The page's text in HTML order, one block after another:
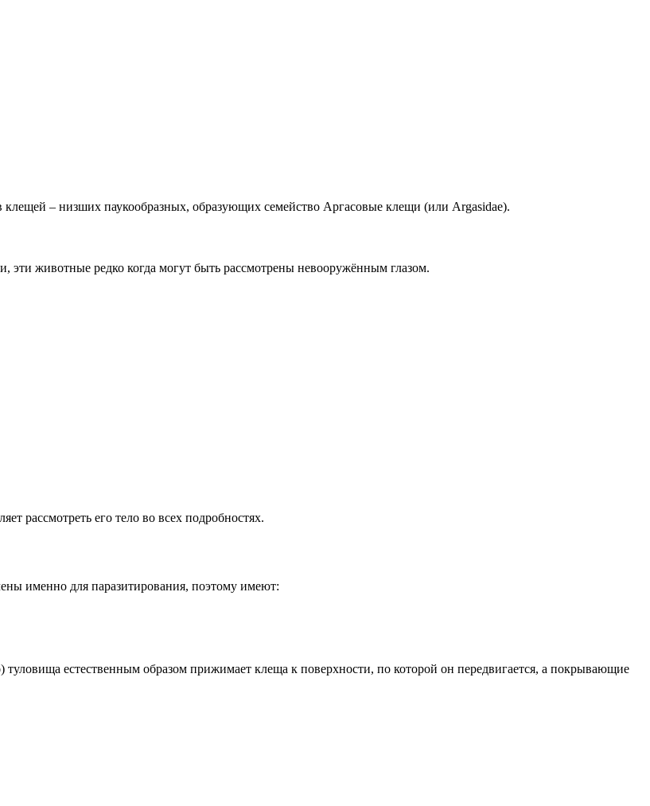
– низших паукообразных, образующих семейство Аргасовые клещи (или Argasidae).
животные редко когда могут быть рассмотрены невооружённым глазом.
рассмотреть его тело во всех подробностях.
именно для паразитирования, поэтому имеют:
естественным образом прижимает клеща к поверхности, по которой он передвигается, а покрывающие